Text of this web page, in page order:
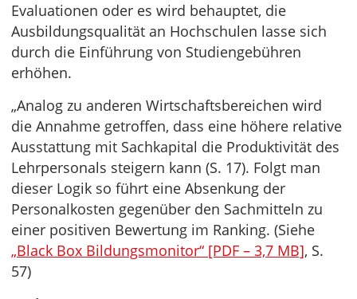
Evaluationen oder es wird behauptet, die
Ausbildungsqualität an Hochschulen lasse sich
durch die Einführung von Studiengebühren
erhöhen.
„Analog zu anderen Wirtschaftsbereichen wird
die Annahme getroffen, dass eine höhere relative
Ausstattung mit Sachkapital die Produktivität des
Lehrpersonals steigern kann (S. 17). Folgt man
dieser Logik so führt eine Absenkung der
Personalkosten gegenüber den Sachmitteln zu
einer positiven Bewertung im Ranking. (Siehe
„Black Box Bildungsmonitor“ [PDF – 3,7 MB], S.
57)